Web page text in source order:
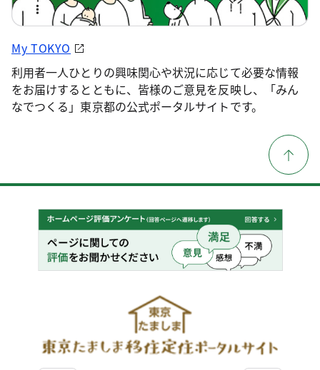
My TOKYO
利用者一人ひとりの興味関心や状況に応じて必要な情報
をお届けするとともに、皆様のご意見を反映し、「みん
なでつくる」東京都の公式ポータルサイトです。